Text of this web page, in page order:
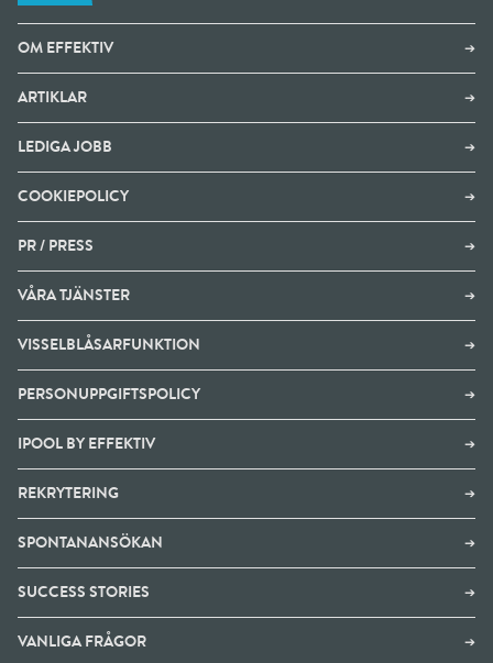
OM EFFEKTIV ➔
ARTIKLAR ➔
LEDIGA JOBB ➔
COOKIEPOLICY ➔
PR / PRESS ➔
VÅRA TJÄNSTER ➔
VISSELBLÅSARFUNKTION ➔
PERSONUPPGIFTSPOLICY ➔
IPOOL BY EFFEKTIV ➔
REKRYTERING ➔
SPONTANANSÖKAN ➔
SUCCESS STORIES ➔
VANLIGA FRÅGOR ➔